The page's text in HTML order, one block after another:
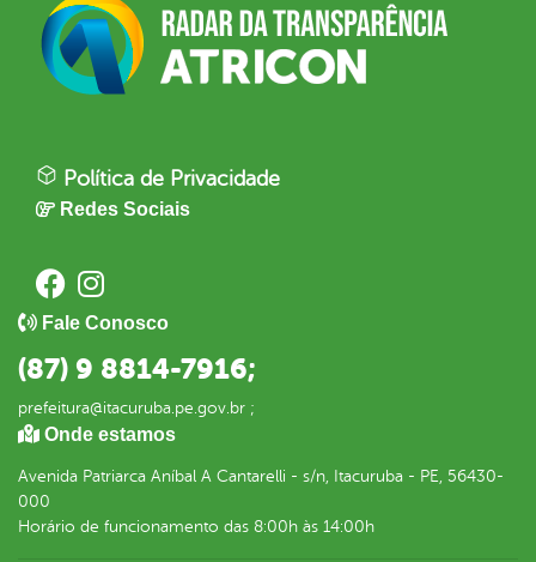
Política de Privacidade
Redes Sociais
Fale Conosco
(87) 9 8814-7916;
prefeitura@itacuruba.pe.gov.br ;
Onde estamos
Avenida Patriarca Aníbal A Cantarelli - s/n, Itacuruba - PE, 56430-
000
Horário de funcionamento das 8:00h às 14:00h